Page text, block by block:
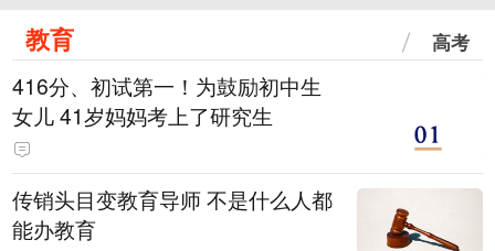
教育 高考
416分、初试第一！为鼓励初中生
女儿 41岁妈妈考上了研究生
传销头目变教育导师 不是什么人都
能办教育